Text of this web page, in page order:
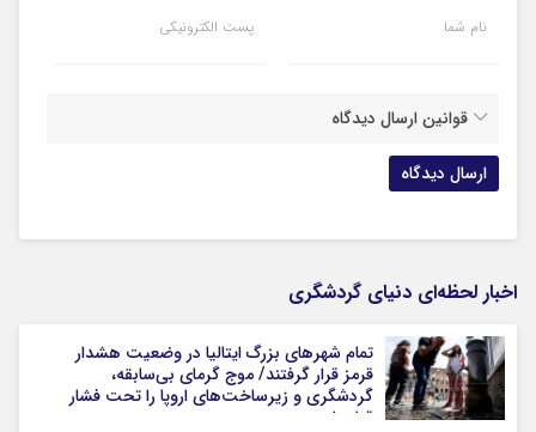
نام شما پست الکترونیکی
قوانین ارسال دیدگاه
اخبار لحظه‌ای دنیای گردشگری
تمام شهرهای بزرگ ایتالیا در وضعیت هشدار
قرمز قرار گرفتند/ موج گرمای بی‌سابقه،
گردشگری و زیرساخت‌های اروپا را تحت فشار
قرار داد